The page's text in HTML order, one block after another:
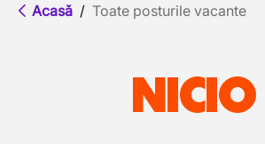
Acasă / Toate posturile vacante